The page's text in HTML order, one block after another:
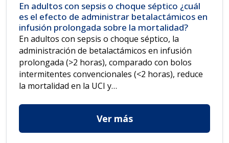
En adultos con sepsis o choque séptico ¿cuál
es el efecto de administrar betalactámicos en
infusión prolongada sobre la mortalidad?
En adultos con sepsis o choque séptico, la
administración de betalactámicos en infusión
prolongada (>2 horas), comparado con bolos
intermitentes convencionales (<2 horas), reduce
la mortalidad en la UCI y…
Ver más